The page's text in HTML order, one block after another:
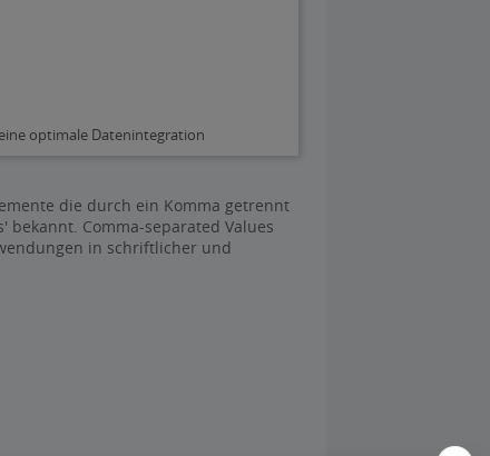
optimale Datenintegration
die durch ein Komma getrennt
bekannt. Comma-separated Values
in schriftlicher und